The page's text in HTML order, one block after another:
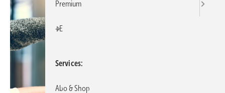
Premium
+E
Services
Abo & Shop